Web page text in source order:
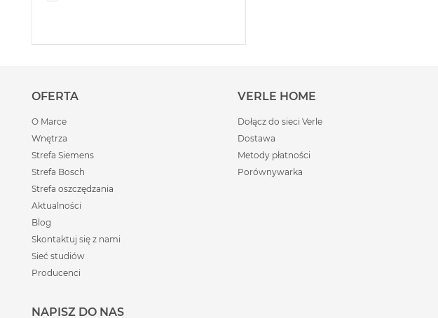
OFERTA
O Marce
Wnętrza
Strefa Siemens
Strefa Bosch
Strefa oszczędzania
Aktualności
Blog
Skontaktuj się z nami
Sieć studiów
Producenci
VERLE HOME
Dołącz do sieci Verle
Dostawa
Metody płatności
Porównywarka
NAPISZ DO NAS